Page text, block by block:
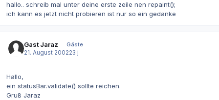
hallo.. schreib mal unter deine erste zeile nen repaint();
ich kann es jetzt nicht probieren ist nur so ein gedanke
Gast Jaraz
Gäste
21. August 200223 j
Hallo,
ein statusBar.validate() sollte reichen.
Gruß Jaraz